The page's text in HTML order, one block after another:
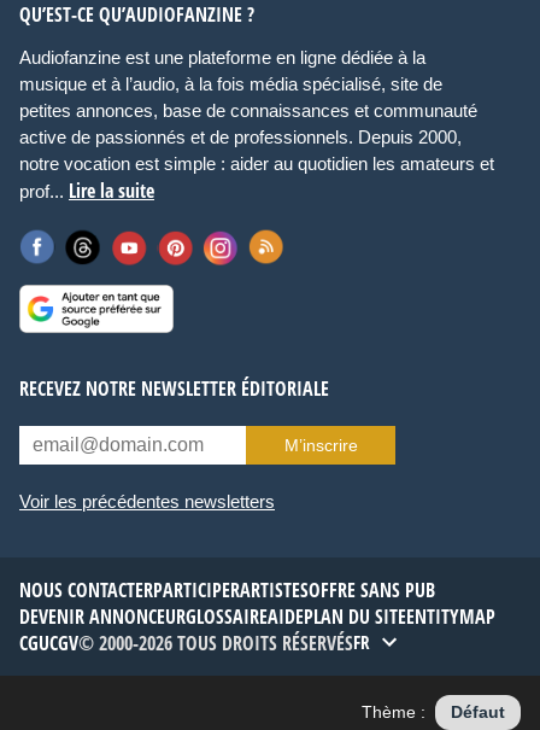
QU’EST-CE QU’AUDIOFANZINE ?
Audiofanzine est une plateforme en ligne dédiée à la
musique et à l’audio, à la fois média spécialisé, site de
petites annonces, base de connaissances et communauté
active de passionnés et de professionnels. Depuis 2000,
notre vocation est simple : aider au quotidien les amateurs et
prof... Lire la suite
RECEVEZ NOTRE NEWSLETTER ÉDITORIALE
M’inscrire
Voir les précédentes newsletters
NOUS CONTACTERPARTICIPERARTISTESOFFRE SANS PUB
DEVENIR ANNONCEURGLOSSAIREAIDEPLAN DU SITEENTITYMAP
CGUCGV© 2000-2026 TOUS DROITS RÉSERVÉSFR
Thème : Défaut